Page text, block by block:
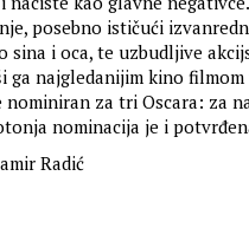
posebno ističući
sina i oca, te uzbudljive
ga najgledanijim kino filmom
nominiran za tri Oscara: za
nominacija je i
Radić